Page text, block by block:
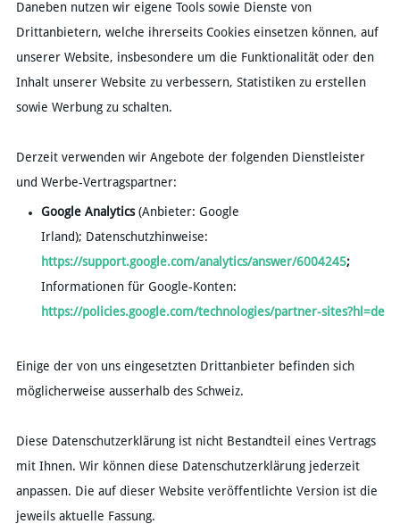
Daneben nutzen wir eigene Tools sowie Dienste von
Drittanbietern, welche ihrerseits Cookies einsetzen können, auf
unserer Website, insbesondere um die Funktionalität oder den
Inhalt unserer Website zu verbessern, Statistiken zu erstellen
sowie Werbung zu schalten.
Derzeit verwenden wir Angebote der folgenden Dienstleister
und Werbe-Vertragspartner:
Google Analytics(Anbieter: Google
Irland); Datenschutzhinweise:
https://support.google.com/analytics/answer/6004245;
Informationen für Google-Konten:
https://policies.google.com/technologies/partner-sites?hl=de
Einige der von uns eingesetzten Drittanbieter befinden sich
möglicherweise ausserhalb des Schweiz.
Diese Datenschutzerklärung ist nicht Bestandteil eines Vertrags
mit Ihnen. Wir können diese Datenschutzerklärung jederzeit
anpassen. Die auf dieser Website veröffentlichte Version ist die
jeweils aktuelle Fassung.